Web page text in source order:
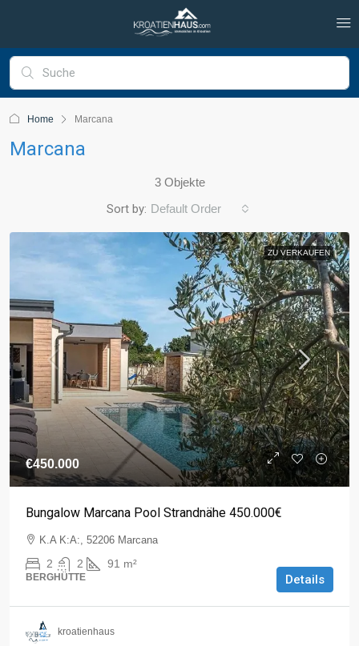
Home Marcana
Marcana
3 Objekte
Sort by: Default Order
ZU VERKAUFEN
€450.000
Bungalow Marcana Pool Strandnähe 450.000€
K.A K:A:, 52206 Marcana
2 2 91 m²
BERGHÜTTE Details
kroatienhaus